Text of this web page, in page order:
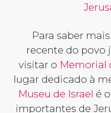
Para saber
recente do povo
visitar o Memorial
lugar dedicado à
Museu de Israel é
importantes de